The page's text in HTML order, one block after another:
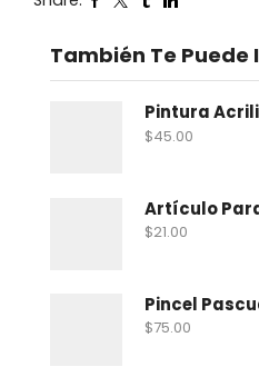
También Te Puede
$45.00
$21.00
$75.00